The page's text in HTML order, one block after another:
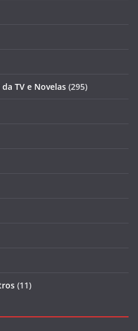
TV e Novelas (295)
(11)